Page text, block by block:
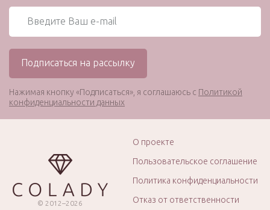
Нажимая кнопку «Подписаться», я соглашаюсь с Политикой
конфиденциальности данных
© 2012–2026
О проекте
Пользовательское соглашение
Политика конфиденциальности
Отказ от ответственности